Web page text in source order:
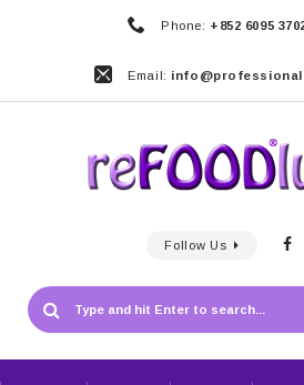
Phone: +852 6095
Email:
Follow Us